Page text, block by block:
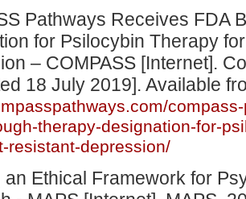
Pathways Receives FDA
for Psilocybin Therapy
– COMPASS [Internet].
18 July 2019]. Available
therapy-designation-for-
resistant-depression/
an Ethical Framework for